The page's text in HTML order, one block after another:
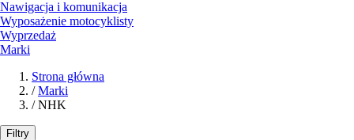
Nawigacja i komunikacja
Wyposażenie motocyklisty
Wyprzedaż
Marki
Strona główna
/ Marki
/ NHK
Filtry